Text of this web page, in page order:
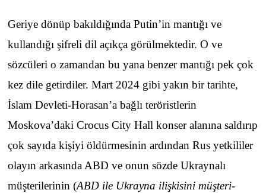
Geriye dönüp bakıldığında Putin’in mantığı ve
kullandığı şifreli dil açıkça görülmektedir. O ve
sözcüleri o zamandan bu yana benzer mantığı pek çok
kez dile getirdiler. Mart 2024 gibi yakın bir tarihte,
İslam Devleti-Horasan’a bağlı teröristlerin
Moskova’daki Crocus City Hall konser alanına saldırıp
çok sayıda kişiyi öldürmesinin ardından Rus yetkililer
olayın arkasında ABD ve onun sözde Ukraynalı
müşterilerinin (ABD ile Ukrayna ilişkisini müşteri-